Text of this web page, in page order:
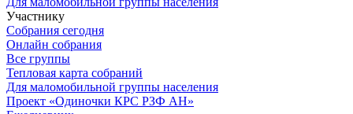
Участнику
Собрания сегодня
Онлайн собрания
Все группы
Тепловая карта собраний
Для маломобильной группы населения
Проект «Одиночки КРС РЗФ АН»